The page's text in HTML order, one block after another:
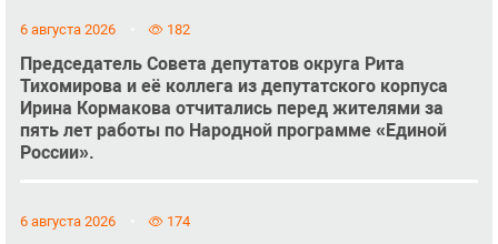
6 августа 2026 182
Председатель Совета депутатов округа Рита
Тихомирова и её коллега из депутатского корпуса
Ирина Кормакова отчитались перед жителями за
пять лет работы по Народной программе «Единой
России».
6 августа 2026 174